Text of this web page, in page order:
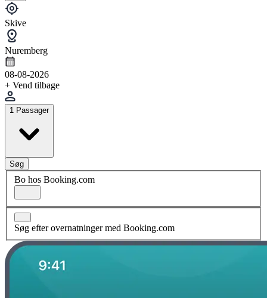
Skive
Nuremberg
08-08-2026
+ Vend tilbage
1 Passager
Søg
Bo hos Booking.com
Søg efter overnatninger med Booking.com